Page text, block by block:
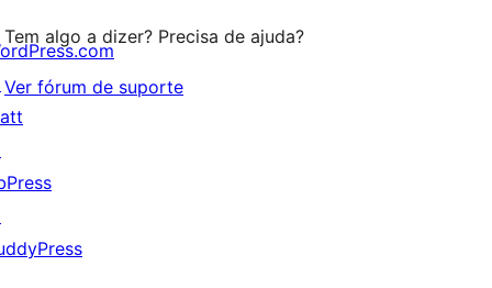
Tem algo a dizer? Precisa de ajuda?
Ver fórum de suporte